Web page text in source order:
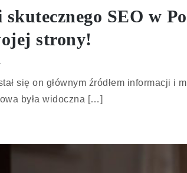
SEO w
strony!
się on głównym źródłem informacji
była widoczna […]